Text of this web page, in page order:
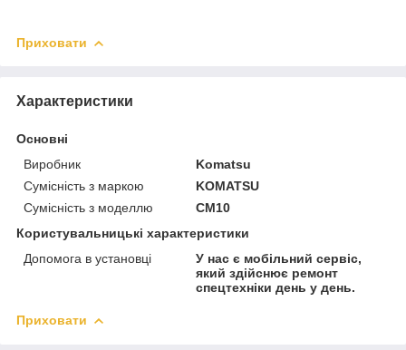
Приховати
Характеристики
Основні
Виробник
Komatsu
Сумісність з маркою
KOMATSU
Сумісність з моделлю
CM10
Користувальницькі характеристики
Допомога в установці
У нас є мобільний сервіс,
який здійснює ремонт
спецтехніки день у день.
Приховати